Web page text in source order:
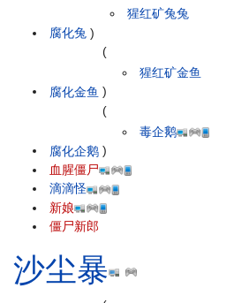
腐化兔
猩红矿兔兔
)
腐化金鱼
(
猩红矿金鱼
)
腐化企鹅
(
毒企鹅
)
血腥僵尸
滴滴怪
新娘
僵尸新郎
沙尘暴